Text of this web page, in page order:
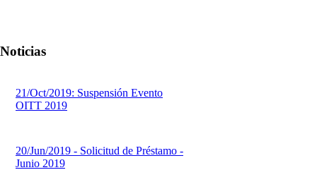
Noticias
21/Oct/2019: Suspensión Evento
OITT 2019
20/Jun/2019 - Solicitud de Préstamo -
Junio 2019